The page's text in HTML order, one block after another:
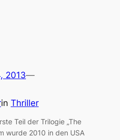
2013—
in Thriller
Teil der Trilogie „The
wurde 2010 in den USA